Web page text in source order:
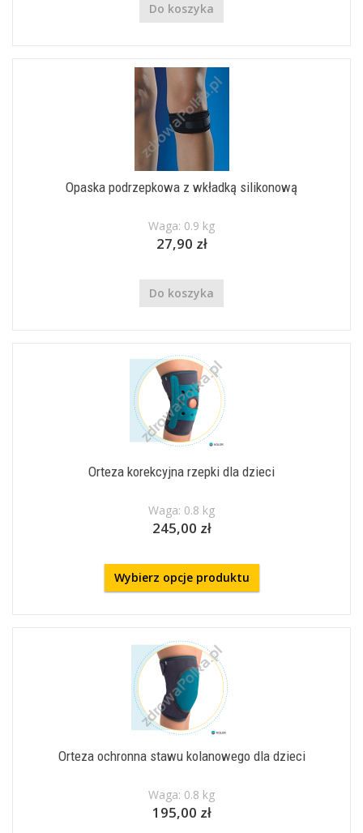
Do koszyka
Opaska podrzepkowa z wkładką silikonową
Waga: 0.9 kg
27,90 zł
Do koszyka
Orteza korekcyjna rzepki dla dzieci
Waga: 0.8 kg
245,00 zł
Wybierz opcje produktu
Orteza ochronna stawu kolanowego dla dzieci
Waga: 0.8 kg
195,00 zł